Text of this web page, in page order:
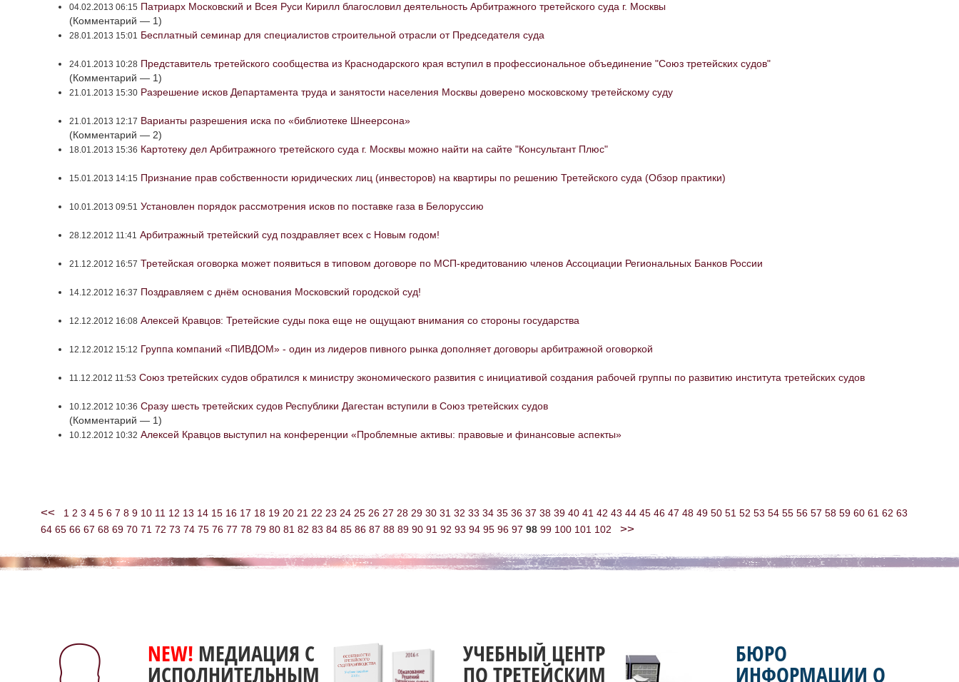
04.02.2013 06:15 Патриарх Московский и Всея Руси Кирилл благословил деятельность Арбитражного третейского суда г. Москвы
(Комментарий — 1)
28.01.2013 15:01 Бесплатный семинар для специалистов строительной отрасли от Председателя суда
24.01.2013 10:28 Представитель третейского сообщества из Краснодарского края вступил в профессиональное объединение "Союз третейских судов"
(Комментарий — 1)
21.01.2013 15:30 Разрешение исков Департамента труда и занятости населения Москвы доверено московскому третейскому суду
21.01.2013 12:17 Варианты разрешения иска по «библиотеке Шнеерсона»
(Комментарий — 2)
18.01.2013 15:36 Картотеку дел Арбитражного третейского суда г. Москвы можно найти на сайте "Консультант Плюс"
15.01.2013 14:15 Признание прав собственности юридических лиц (инвесторов) на квартиры по решению Третейского суда (Обзор практики)
10.01.2013 09:51 Установлен порядок рассмотрения исков по поставке газа в Белоруссию
28.12.2012 11:41 Арбитражный третейский суд поздравляет всех с Новым годом!
21.12.2012 16:57 Третейская оговорка может появиться в типовом договоре по МСП-кредитованию членов Ассоциации Региональных Банков России
14.12.2012 16:37 Поздравляем с днём основания Московский городской суд!
12.12.2012 16:08 Алексей Кравцов: Третейские суды пока еще не ощущают внимания со стороны государства
12.12.2012 15:12 Группа компаний «ПИВДОМ» - один из лидеров пивного рынка дополняет договоры арбитражной оговоркой
11.12.2012 11:53 Союз третейских судов обратился к министру экономического развития с инициативой создания рабочей группы по развитию института третейских судов
10.12.2012 10:36 Сразу шесть третейских судов Республики Дагестан вступили в Союз третейских судов
(Комментарий — 1)
10.12.2012 10:32 Алексей Кравцов выступил на конференции «Проблемные активы: правовые и финансовые аспекты»
<< 1 2 3 4 5 6 7 8 9 10 11 12 13 14 15 16 17 18 19 20 21 22 23 24 25 26 27 28 29 30 31 32 33 34 35 36 37 38 39 40 41 42 43 44 45 46 47 48 49 50 51 52 53 54 55 56 57 58 59 60 61 62 63
64 65 66 67 68 69 70 71 72 73 74 75 76 77 78 79 80 81 82 83 84 85 86 87 88 89 90 91 92 93 94 95 96 97 98 99 100 101 102 >>
NEW! МЕДИАЦИЯ С
ИСПОЛНИТЕЛЬНЫМ
УЧЕБНЫЙ ЦЕНТР
ПО ТРЕТЕЙСКИМ
БЮРО
ИНФОРМАЦИИ О